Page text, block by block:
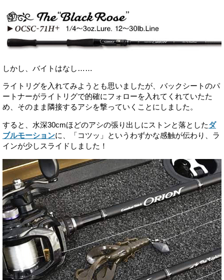
しかし、バイトはなし……
ライトリグを入れてみようとも思いましたが、バックシートのパ
ートナーがライトリグで的確にフォローを入れてくれていたた
め、そのまま隣接するアシを撃っていくことにしました。
すると、水深30cmほどのアシの張り出しにストンと落としたダ
ブルモーションに、「コツッ」というわずかな感触が伝わり、ラ
インが少しスライドしました！